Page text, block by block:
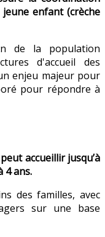
enfant (crèche
de la population
d'accueil des
enjeu majeur pour
pour répondre à
accueillir jusqu’à
4 ans.
des familles, avec
sur une base